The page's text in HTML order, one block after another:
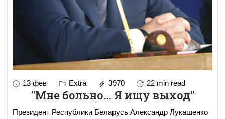
13 фев Extra 3970 22 min read
"Мне больно… Я ищу выход"
Президент Республики Беларусь Александр Лукашенко